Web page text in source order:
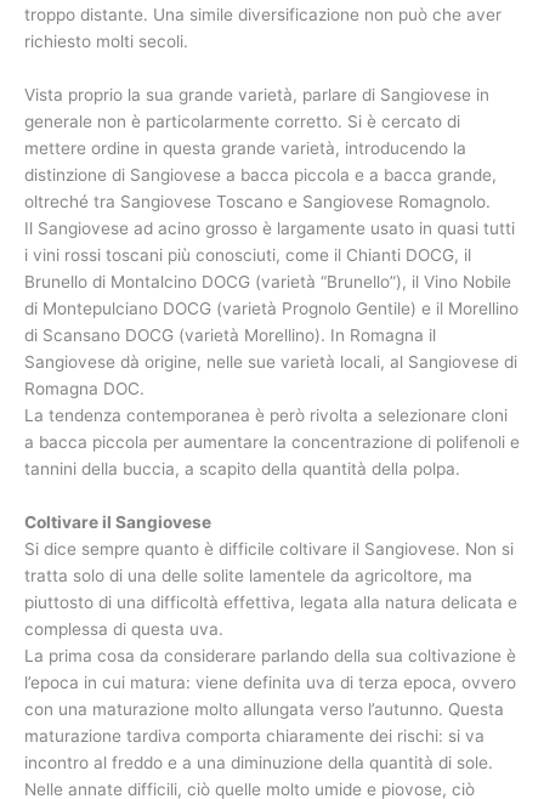
troppo distante. Una simile diversificazione non può che aver
richiesto molti secoli.
Vista proprio la sua grande varietà, parlare di Sangiovese in
generale non è particolarmente corretto. Si è cercato di
mettere ordine in questa grande varietà, introducendo la
distinzione di Sangiovese a bacca piccola e a bacca grande,
oltreché tra Sangiovese Toscano e Sangiovese Romagnolo.
Il Sangiovese ad acino grosso è largamente usato in quasi tutti
i vini rossi toscani più conosciuti, come il Chianti DOCG, il
Brunello di Montalcino DOCG (varietà “Brunello”), il Vino Nobile
di Montepulciano DOCG (varietà Prognolo Gentile) e il Morellino
di Scansano DOCG (varietà Morellino). In Romagna il
Sangiovese dà origine, nelle sue varietà locali, al Sangiovese di
Romagna DOC.
La tendenza contemporanea è però rivolta a selezionare cloni
a bacca piccola per aumentare la concentrazione di polifenoli e
tannini della buccia, a scapito della quantità della polpa.
Coltivare il Sangiovese
Si dice sempre quanto è difficile coltivare il Sangiovese. Non si
tratta solo di una delle solite lamentele da agricoltore, ma
piuttosto di una difficoltà effettiva, legata alla natura delicata e
complessa di questa uva.
La prima cosa da considerare parlando della sua coltivazione è
l’epoca in cui matura: viene definita uva di terza epoca, ovvero
con una maturazione molto allungata verso l’autunno. Questa
maturazione tardiva comporta chiaramente dei rischi: si va
incontro al freddo e a una diminuzione della quantità di sole.
Nelle annate difficili, ciò quelle molto umide e piovose, ciò